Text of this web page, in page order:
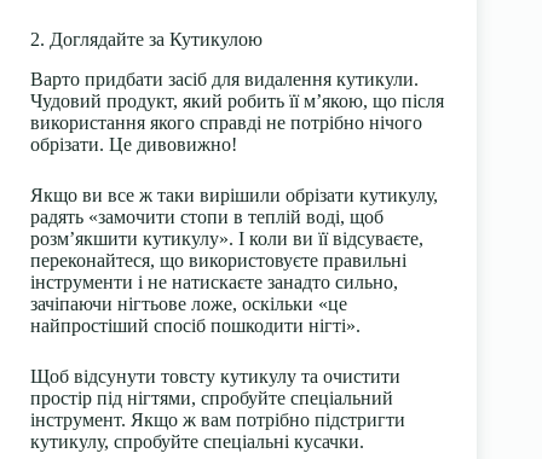
2. Доглядайте за Кутикулою
Варто придбати засіб для видалення кутикули.
Чудовий продукт, який робить її м’якою, що після
використання якого справді не потрібно нічого
обрізати. Це дивовижно!
Якщо ви все ж таки вирішили обрізати кутикулу,
радять «замочити стопи в теплій воді, щоб
розм’якшити кутикулу». І коли ви її відсуваєте,
переконайтеся, що використовуєте правильні
інструменти і не натискаєте занадто сильно,
зачіпаючи нігтьове ложе, оскільки «це
найпростіший спосіб пошкодити нігті».
Щоб відсунути товсту кутикулу та очистити
простір під нігтями, спробуйте спеціальний
інструмент. Якщо ж вам потрібно підстригти
кутикулу, спробуйте спеціальні кусачки.